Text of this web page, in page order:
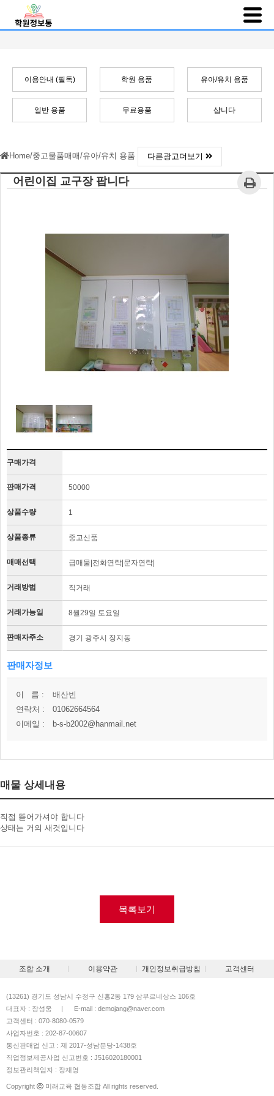
이용안내 (필독) 학원 용품 유아/유치 용품
일반 용품 무료용품 삽니다
Home/중고물품매매/유아/유치 용품 다른광고더보기
어린이집 교구장 팝니다
구매가격
판매가격 50000
상품수량 1
상품종류 중고신품
매매선택 급매물|전화연락|문자연락|
거래방법 직거래
거래가능일 8월29일 토요일
판매자주소 경기 광주시 장지동
판매자정보
이 름 :
배산빈
연락처 :
01062664564
이메일 :
b-s-b2002@hanmail.net
매물 상세내용
직접 뜯어가셔야 합니다
상태는 거의 새것입니다
목록보기
조합 소개 이용약관 개인정보취급방침 고객센터
(13261) 경기도 성남시 수정구 신흥2동 179 삼부르네상스 106호
대표자 : 장성웅
|
E-mail : demojang@naver.com
고객센터 : 070-8080-0579
사업자번호 : 202-87-00607
통신판매업 신고 : 제 2017-성남분당-1438호
직업정보제공사업 신고번호 : J516020180001
정보관리책임자 : 장재영
Copyright ⓒ 미래교육 협동조합 All rights reserved.